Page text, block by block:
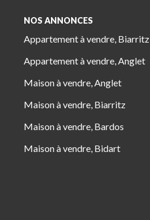
NOS ANNONCES
Appartement à vendre, Biarritz
Appartement à vendre, Anglet
Maison à vendre, Anglet
Maison à vendre, Biarritz
Maison à vendre, Bardos
Maison à vendre, Bidart